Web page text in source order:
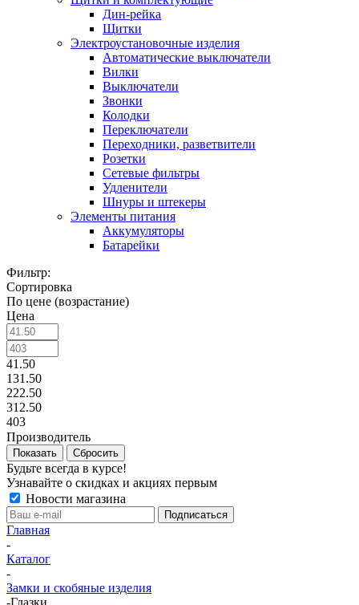
Дин-рейка
Щитки
Электроустановочные изделия
Автоматические выключатели
Вилки
Выключатели
Звонки
Колодки
Переключатели
Переходники, разветвители
Розетки
Сетевые фильтры
Удленители
Шнуры и штекеры
Элементы питания
Аккумуляторы
Батарейки
Фильтр:
Сортировка
По цене (возрастание)
Цена
41.50
131.50
222.50
312.50
403
Производитель
Показать Сбросить
Будьте всегда в курсе!
Узнавайте о скидках и акциях первым
Новости магазина
Главная
-
Каталог
-
Замки и скобяные изделия
-Глазки